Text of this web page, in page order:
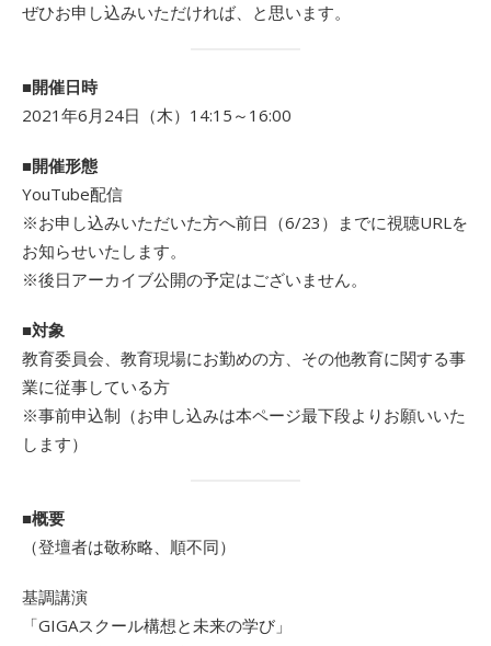
ぜひお申し込みいただければ、と思います。
■開催日時
2021年6月24日（木）14:15～16:00
■開催形態
YouTube配信
※お申し込みいただいた方へ前日（6/23）までに視聴URLを
お知らせいたします。
※後日アーカイブ公開の予定はございません。
■対象
教育委員会、教育現場にお勤めの方、その他教育に関する事
業に従事している方
※事前申込制（お申し込みは本ページ最下段よりお願いいた
します）
■概要
（登壇者は敬称略、順不同）
基調講演
「GIGAスクール構想と未来の学び」